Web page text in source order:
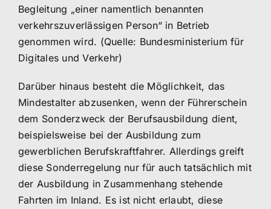
Begleitung „einer namentlich benannten
verkehrszuverlässigen Person“ in Betrieb
genommen wird. (Quelle: Bundesministerium für
Digitales und Verkehr)
Darüber hinaus besteht die Möglichkeit, das
Mindestalter abzusenken, wenn der Führerschein
dem Sonderzweck der Berufsausbildung dient,
beispielsweise bei der Ausbildung zum
gewerblichen Berufskraftfahrer. Allerdings greift
diese Sonderregelung nur für auch tatsächlich mit
der Ausbildung in Zusammenhang stehende
Fahrten im Inland. Es ist nicht erlaubt, diese